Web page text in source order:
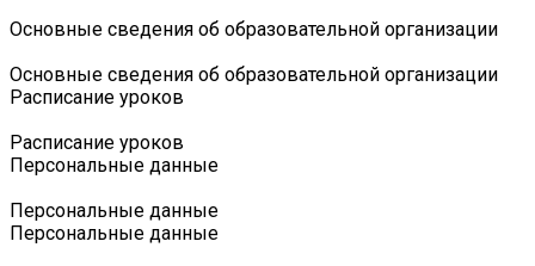
Основные сведения об образовательной организации
Основные сведения об образовательной организации
Расписание уроков
Расписание уроков
Персональные данные
Персональные данные
Персональные данные